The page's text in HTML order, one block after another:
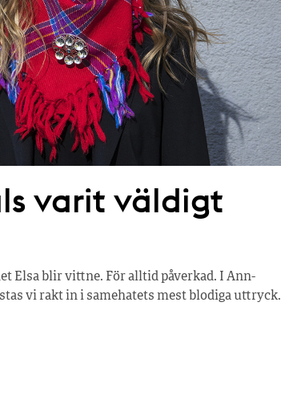
varit väldigt
Elsa blir vittne. För alltid påverkad. I Ann-
vi rakt in i samehatets mest blodiga uttryck.